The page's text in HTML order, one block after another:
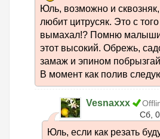
Юль, возможно и
любит цитрусяк. Это с
вымахал!? Помню малыши
этот высокий. Обрежь,
замаж и эпином
В момент как полив
Vesnaxxx
Сб,
Юль, если как резать